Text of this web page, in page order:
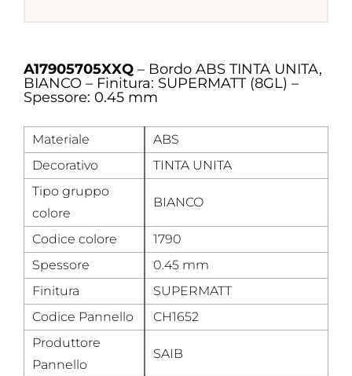
A17905705XXQ – Bordo ABS TINTA UNITA,
BIANCO – Finitura: SUPERMATT (8GL) –
Spessore: 0.45 mm
Materiale
ABS
Decorativo
TINTA UNITA
Tipo gruppo
colore
BIANCO
Codice colore
1790
Spessore
0.45 mm
Finitura
SUPERMATT
Codice Pannello
CH1652
Produttore
Pannello
SAIB